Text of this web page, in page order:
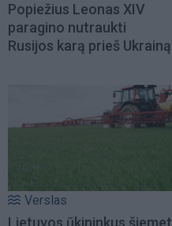
Popiežius Leonas XIV
paragino nutraukti
Rusijos karą prieš Ukrainą
Verslas